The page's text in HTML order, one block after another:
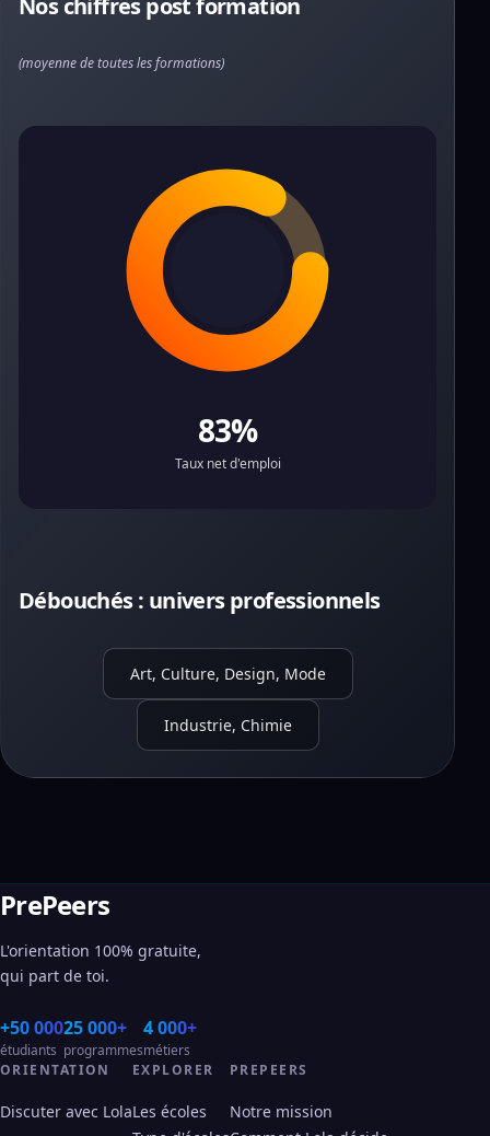
Nos chiffres post formation
(moyenne de toutes les formations)
83%
Taux net d'emploi
Débouchés : univers professionnels
Art, Culture, Design, Mode
Industrie, Chimie
PrePeers
L'orientation 100% gratuite,
qui part de toi.
+50 000
étudiants
25 000+
programmes
4 000+
métiers
ORIENTATION
Discuter avec Lola
EXPLORER
Les écoles
PREPEERS
Notre mission